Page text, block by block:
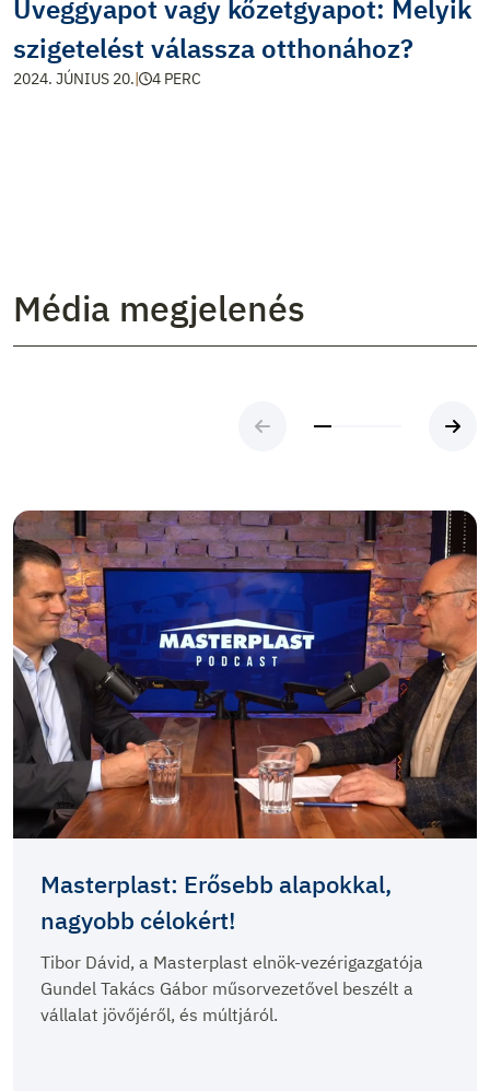
Üveggyapot vagy kőzetgyapot: Melyik
szigetelést válassza otthonához?
2024. JÚNIUS 20.| 4 PERC
Média megjelenés
Masterplast: Erősebb alapokkal,
nagyobb célokért!
Tibor Dávid, a Masterplast elnök-vezérigazgatója
Gundel Takács Gábor műsorvezetővel beszélt a
vállalat jövőjéről, és múltjáról.